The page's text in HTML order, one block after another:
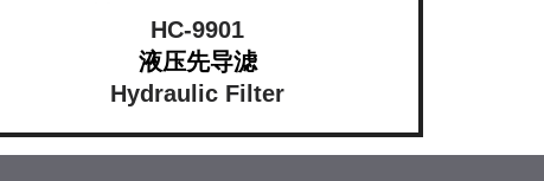
HC-9901
液压先导滤
Hydraulic Filter